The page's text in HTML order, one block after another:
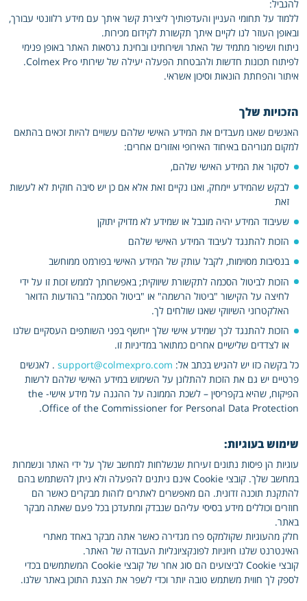
להגביל:
ללמוד על תחומי העניין והעדפותיך ליצירת קשר איתך עם מידע רלוונטי עבורך,
ובאופן העוזר לנו לקיים איתך תקשורת לקידום מכירות.
ניתוח ושיפור מתמיד של האתר ושירותינו ובחינת גרסאות האתר באופן פנימי
לפיתוח תכונות חדשות ולהבטחת הפעלה יעילה של שירותי Colmex Pro.
איתור והפחתת הונאות וסיכון אשראי.
הזכויות שלך
האנשים שאנו מעבדים את המידע האישי שלהם עשויים להיות זכאים בהתאם
למקום מגוריהם באיחוד האירופי ואזורים אחרים:
לסקור את המידע האישי שלהם,
לבקש שהמידע יימחק, ואנו נקיים זאת אלא אם כן יש סיבה חוקית לא לעשות
זאת
שעיבוד המידע יהיה מוגבל או שמידע לא מדויק יתוקן
הזכות להתנגד לעיבוד המידע האישי שלהם
בנסיבות מסוימות, לקבל עותק של המידע האישי בפורמט ממוחשב
הזכות לביטול הסכמה לתקשורת שיווקית; באפשרותך לממש זכות זו על ידי
לחיצה על הקישור "ביטול הרשמה" או "ביטול הסכמה" בהודעות הדואר
האלקטרוני השיווקי שאנו שולחים לך.
הזכות להתנגד לכך שמידע אישי שלך ייחשף בפני השותפים העסקיים שלנו
או לצדדים שלישיים אחרים כמתואר במדיניות זו.
כל בקשה כזו יש להגיש בכתב אל: support@colmexpro.com . לאנשים
פרטיים יש גם את הזכות להתלונן על השימוש במידע האישי שלהם לרשות
הפיקוח, שהיא בקפריסין – לשכת הממונה על ההגנה על מידע אישי- the
Office of the Commissioner for Personal Data Protection.
שימוש בעוגיות:
עוגיות הן פיסות נתונים זעירות שנשלחות למחשב שלך על ידי האתר ונשמרות
במחשב שלך. קובצי Cookie אינם ניתנים להפעלה ולא ניתן להשתמש בהם
להתקנת תוכנה זדונית. הם מאפשרים לאתרים לזהות מבקרים כאשר הם
חוזרים וכוללים מידע בסיסי עליהם שנבדק ומתעדכן בכל פעם שאתה מבקר
באתר.
חלק מהעוגיות שקולמקס פרו מגדירה כאשר אתה מבקר באחד מאתרי
האינטרנט שלנו חיוניות לפונקציונליות העבודה של האתר.
קובצי Cookie לביצועים הם סוג אחר של קובצי Cookie המשתמשים בכדי
לספק לך חווית משתמש טובה יותר וכדי לשפר את הצגת התוכן באתר שלנו.